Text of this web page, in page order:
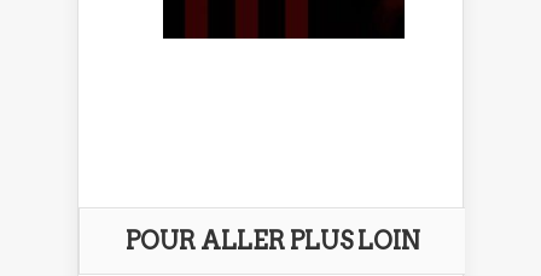
POUR ALLER PLUS LOIN